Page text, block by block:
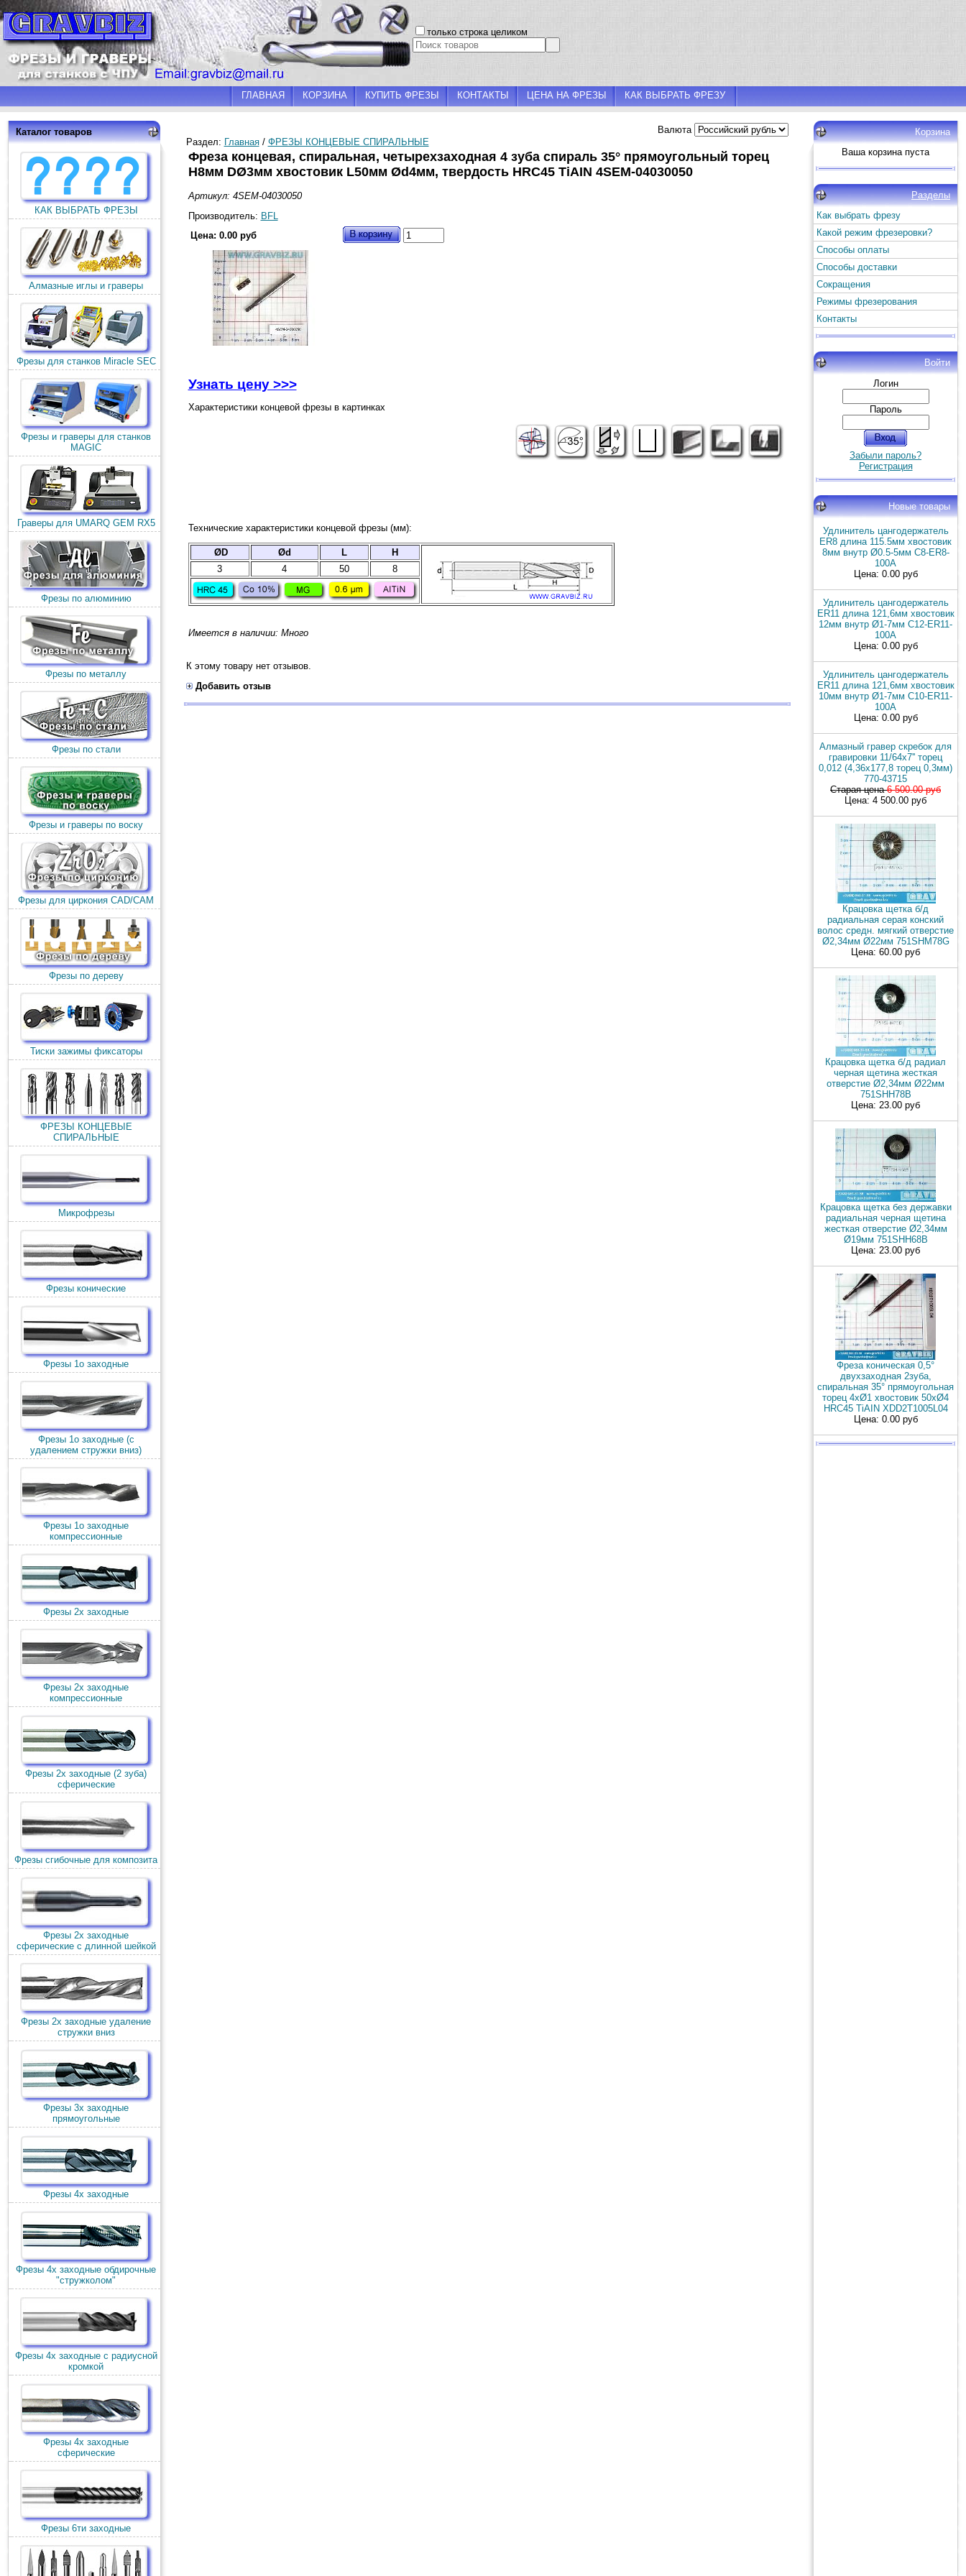
только строка целиком
ГЛАВНАЯ КОРЗИНА КУПИТЬ ФРЕЗЫ КОНТАКТЫ ЦЕНА НА ФРЕЗЫ КАК ВЫБРАТЬ ФРЕЗУ
Каталог товаров
КАК ВЫБРАТЬ ФРЕЗЫ
Алмазные иглы и граверы
Фрезы для станков Miracle SEC
Фрезы и граверы для станков
MAGIC
Граверы для UMARQ GEM RX5
Фрезы по алюминию
Фрезы по металлу
Фрезы по стали
Фрезы и граверы по воску
Фрезы для циркония CAD/CAM
Фрезы по дереву
Тиски зажимы фиксаторы
ФРЕЗЫ КОНЦЕВЫЕ
СПИРАЛЬНЫЕ
Микрофрезы
Фрезы конические
Фрезы 1о заходные
Фрезы 1о заходные (c
удалением стружки вниз)
Фрезы 1о заходные
компрессионные
Фрезы 2х заходные
Фрезы 2х заходные
компрессионные
Фрезы 2х заходные (2 зуба)
сферические
Фрезы сгибочные для композита
Фрезы 2х заходные
сферические с длинной шейкой
Фрезы 2х заходные удаление
стружки вниз
Фрезы 3х заходные
прямоугольные
Фрезы 4х заходные
Фрезы 4х заходные обдирочные
"стружколом"
Фрезы 4х заходные с радиусной
кромкой
Фрезы 4х заходные
сферические
Фрезы 6ти заходные
Валюта
Раздел: Главная/ ФРЕЗЫ КОНЦЕВЫЕ СПИРАЛЬНЫЕ
Фреза концевая, спиральная, четырехзаходная 4 зуба спираль 35° прямоугольный торец
H8мм DØ3мм хвостовик L50мм Ød4мм, твердость HRC45 TiAIN 4SEM-04030050
Артикул: 4SEM-04030050
Производитель: BFL
Цена: 0.00 руб
Узнать цену >>>
Характеристики концевой фрезы в картинках
Технические характеристики концевой фрезы (мм):
ØD Ød L
H
3
4 50 8
Имеется в наличии: Много
К этому товару нет отзывов.
Добавить отзыв
Корзина
Ваша корзина пуста
Разделы
Как выбрать фрезу
Какой режим фрезеровки?
Способы оплаты
Способы доставки
Сокращения
Режимы фрезерования
Контакты
Войти
Логин
Пароль
Забыли пароль?
Регистрация
Новые товары
Удлинитель цангодержатель
ER8 длина 115.5мм хвостовик
8мм внутр Ø0.5-5мм C8-ER8-
100A
Цена: 0.00 руб
Удлинитель цангодержатель
ER11 длина 121,6мм хвостовик
12мм внутр Ø1-7мм C12-ER11-
100A
Цена: 0.00 руб
Удлинитель цангодержатель
ER11 длина 121,6мм хвостовик
10мм внутр Ø1-7мм C10-ER11-
100A
Цена: 0.00 руб
Алмазный гравер скребок для
гравировки 11/64x7'' торец
0,012 (4,36х177,8 торец 0,3мм)
770-43715
Старая цена6 500.00 руб
Цена: 4 500.00 руб
Крацовка щетка б/д
радиальная серая конский
волос средн. мягкий отверстие
Ø2,34мм Ø22мм 751SHM78G
Цена: 60.00 руб
Крацовка щетка б/д радиал
черная щетина жесткая
отверстие Ø2,34мм Ø22мм
751SHH78B
Цена: 23.00 руб
Крацовка щетка без державки
радиальная черная щетина
жесткая отверстие Ø2,34мм
Ø19мм 751SHH68B
Цена: 23.00 руб
Фреза коническая 0,5°
двухзаходная 2зуба,
спиральная 35° прямоугольная
торец 4xØ1 хвостовик 50хØ4
HRC45 TiAIN XDD2T1005L04
Цена: 0.00 руб